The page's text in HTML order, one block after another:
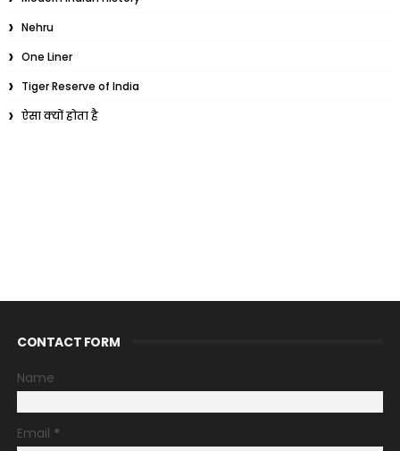
Nehru
One Liner
Tiger Reserve of India
ऐसा क्यों होता है
CONTACT FORM
Name
Email *